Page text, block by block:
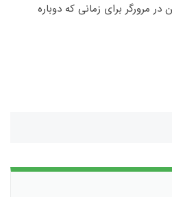
مرورگر برای زمانی که دوباره